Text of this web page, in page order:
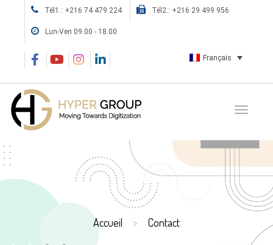
Tél1.: +216 74 479 224 Tél2.: +216 29 499 956
Lun-Ven 09.00 - 18.00
Français
Accueil Contact